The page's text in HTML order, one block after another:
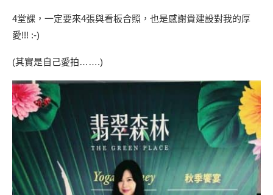
4堂課，一定要來4張與看板合照，也是感謝貴建設對我的厚
愛!!! :-)
(其實是自己愛拍…….)